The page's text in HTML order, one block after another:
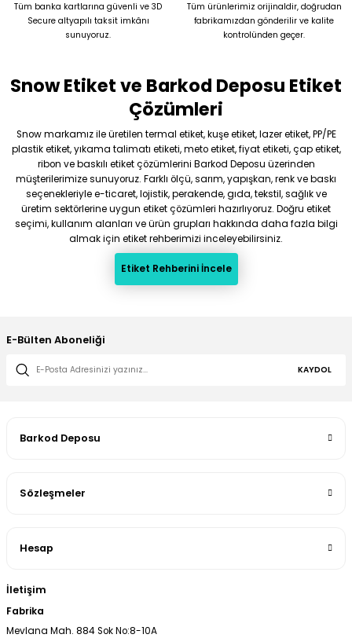
Gönder
Tüm banka kartlarına güvenli ve 3D
Secure altyapılı taksit imkânı
sunuyoruz.
Tüm ürünlerimiz orijinaldir, doğrudan
fabrikamızdan gönderilir ve kalite
kontrolünden geçer.
Snow Etiket ve Barkod Deposu Etiket
Çözümleri
Snow markamız ile üretilen termal etiket, kuşe etiket, lazer etiket, PP/PE
plastik etiket, yıkama talimatı etiketi, meto etiket, fiyat etiketi, çap etiket,
ribon ve baskılı etiket çözümlerini Barkod Deposu üzerinden
müşterilerimize sunuyoruz. Farklı ölçü, sarım, yapışkan, renk ve baskı
seçenekleriyle e-ticaret, lojistik, perakende, gıda, tekstil, sağlık ve
üretim sektörlerine uygun etiket çözümleri hazırlıyoruz. Doğru etiket
seçimi, kullanım alanları ve ürün grupları hakkında daha fazla bilgi
almak için etiket rehberimizi inceleyebilirsiniz.
Etiket Rehberini İncele
E-Bülten Aboneliği
KAYDOL
Barkod Deposu
Sözleşmeler
Hesap
İletişim
Fabrika
Mevlana Mah. 884 Sok No:8-10A